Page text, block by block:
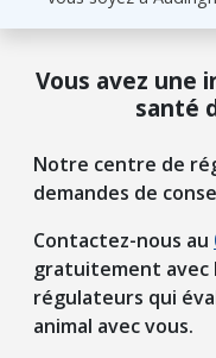
Vous avez une
santé
Notre centre de
demandes de
Contactez-nous au
gratuitement avec
régulateurs qui
animal avec vous.